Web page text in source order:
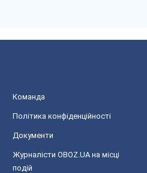
Команда
Політика конфіденційності
Документи
Журналісти OBOZ.UA на місці
подій